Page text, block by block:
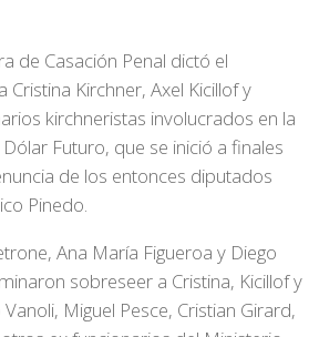
de Casación Penal dictó el
Kirchner, Axel Kicillof y
kirchneristas involucrados en la
Futuro, que se inició a finales
de los entonces diputados
Pinedo.
Ana María Figueroa y Diego
sobreseer a Cristina, Kicillof y
Miguel Pesce, Cristian Girard,